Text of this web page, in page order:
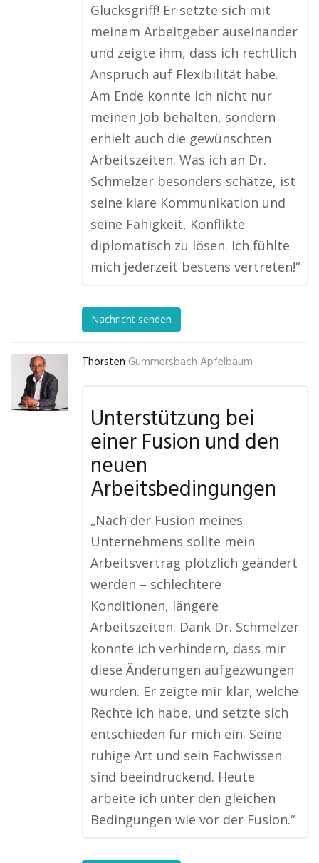
Glücksgriff! Er setzte sich mit
meinem Arbeitgeber auseinander
und zeigte ihm, dass ich rechtlich
Anspruch auf Flexibilität habe.
Am Ende konnte ich nicht nur
meinen Job behalten, sondern
erhielt auch die gewünschten
Arbeitszeiten. Was ich an Dr.
Schmelzer besonders schätze, ist
seine klare Kommunikation und
seine Fähigkeit, Konflikte
diplomatisch zu lösen. Ich fühlte
mich jederzeit bestens vertreten!“
Nachricht senden
Thorsten Gummersbach Apfelbaum
Unterstützung bei
einer Fusion und den
neuen
Arbeitsbedingungen
„Nach der Fusion meines
Unternehmens sollte mein
Arbeitsvertrag plötzlich geändert
werden – schlechtere
Konditionen, längere
Arbeitszeiten. Dank Dr. Schmelzer
konnte ich verhindern, dass mir
diese Änderungen aufgezwungen
wurden. Er zeigte mir klar, welche
Rechte ich habe, und setzte sich
entschieden für mich ein. Seine
ruhige Art und sein Fachwissen
sind beeindruckend. Heute
arbeite ich unter den gleichen
Bedingungen wie vor der Fusion.“